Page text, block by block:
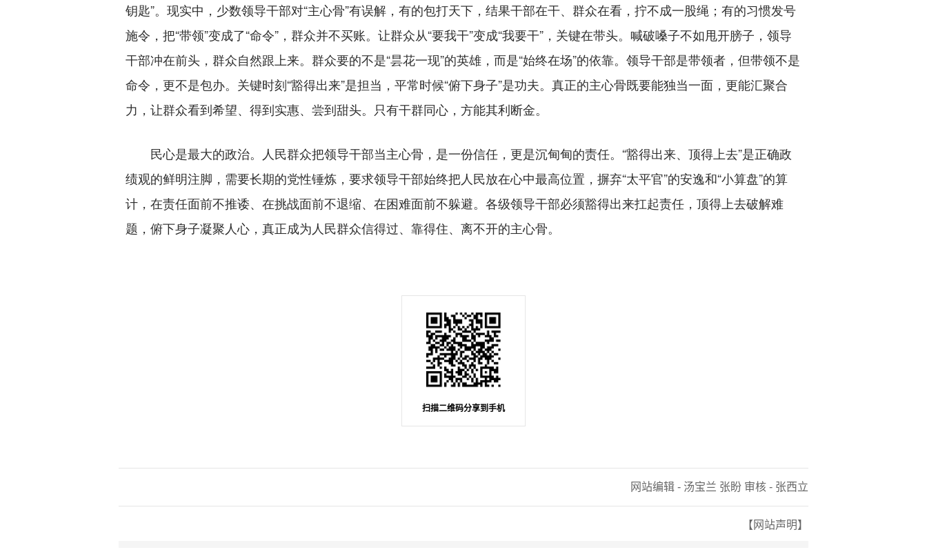
钥匙”。现实中，少数领导干部对“主心骨”有误解，有的包打天下，结果干部在干、群众在看，拧不成一股绳；有的习惯发号
施令，把“带领”变成了“命令”，群众并不买账。让群众从“要我干”变成“我要干”，关键在带头。喊破嗓子不如甩开膀子，领导
干部冲在前头，群众自然跟上来。群众要的不是“昙花一现”的英雄，而是“始终在场”的依靠。领导干部是带领者，但带领不是
命令，更不是包办。关键时刻“豁得出来”是担当，平常时候“俯下身子”是功夫。真正的主心骨既要能独当一面，更能汇聚合
力，让群众看到希望、得到实惠、尝到甜头。只有干群同心，方能其利断金。
民心是最大的政治。人民群众把领导干部当主心骨，是一份信任，更是沉甸甸的责任。“豁得出来、顶得上去”是正确政
绩观的鲜明注脚，需要长期的党性锤炼，要求领导干部始终把人民放在心中最高位置，摒弃“太平官”的安逸和“小算盘”的算
计，在责任面前不推诿、在挑战面前不退缩、在困难面前不躲避。各级领导干部必须豁得出来扛起责任，顶得上去破解难
题，俯下身子凝聚人心，真正成为人民群众信得过、靠得住、离不开的主心骨。
扫描二维码分享到手机
网站编辑 - 汤宝兰 张盼 审核 - 张西立
【网站声明】